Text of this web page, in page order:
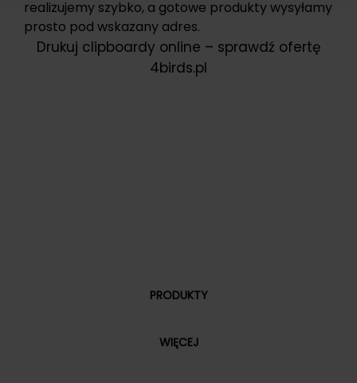
realizujemy szybko, a gotowe produkty wysyłamy
prosto pod wskazany adres.
Drukuj clipboardy online – sprawdź ofertę
4birds.pl
PRODUKTY
WIĘCEJ